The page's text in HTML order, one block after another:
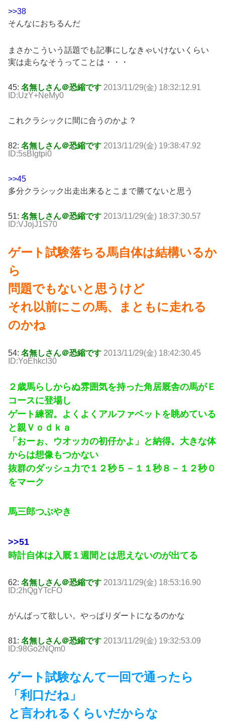
>>38
そんなにおちるんだ
まさかこういう話題でも記事にしなきゃいけないくらい
実は走らなそうってことは・・・
45: 名無しさん＠恐縮です 2013/11/29(金) 18:32:12.91
ID:UzY+NeMy0
これクラシックに間に合うのかよ？
82: 名無しさん＠恐縮です 2013/11/29(金) 19:38:47.92
ID:5sBIgtpi0
>>45
多分クラシック出走出来るとこまで勝てないと思う
51: 名無しさん＠恐縮です 2013/11/29(金) 18:37:30.57
ID:VJojJ1S70
ゲート試験落ちる馬自体は結構いるか
ら
問題でもないと思うけど
それ以前にこの馬、まともに走れる
のかね
54: 名無しさん＠恐縮です 2013/11/29(金) 18:42:30.45
ID:YoEhkcl30
２歳馬らしからぬ雰囲気を持った角居厩舎の馬がＥ
コースに登場し
ゲート練習。よくよくアルファベットを眺めている
と親Ｖｏｄｋａ
「おーぉ、ウオッカの初仔かよ」と納得。大きな体
からは想像もつかない
抜群のダッシュ力で１２秒５－１１秒８－１２秒０
をマーク
馬三郎つぶやき
>>51
時計自体は入厩１週間とは思えないのが出てる
62: 名無しさん＠恐縮です 2013/11/29(金) 18:53:16.90
ID:2hQgYTcFO
がんばって欲しい。やっぱりダートになるのかな
81: 名無しさん＠恐縮です 2013/11/29(金) 19:32:53.09
ID:98Go2NQm0
ゲート試験なんて一回で通ったら
「利口だね」
と言われるくらいだからな